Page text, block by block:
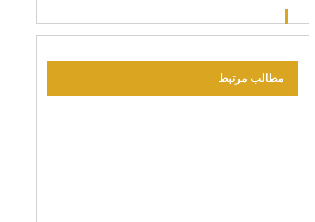
مطالب مرتبط